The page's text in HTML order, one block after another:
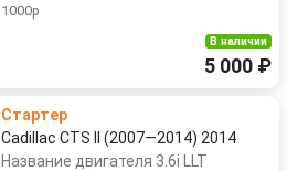
1000р
В наличии
5 000 ₽
Стартер
Cadillac CTS II (2007—2014) 2014
Название двигателя 3.6i LLT